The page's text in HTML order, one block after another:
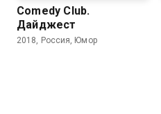
Comedy Club.
Дайджест
2018, Россия, Юмор